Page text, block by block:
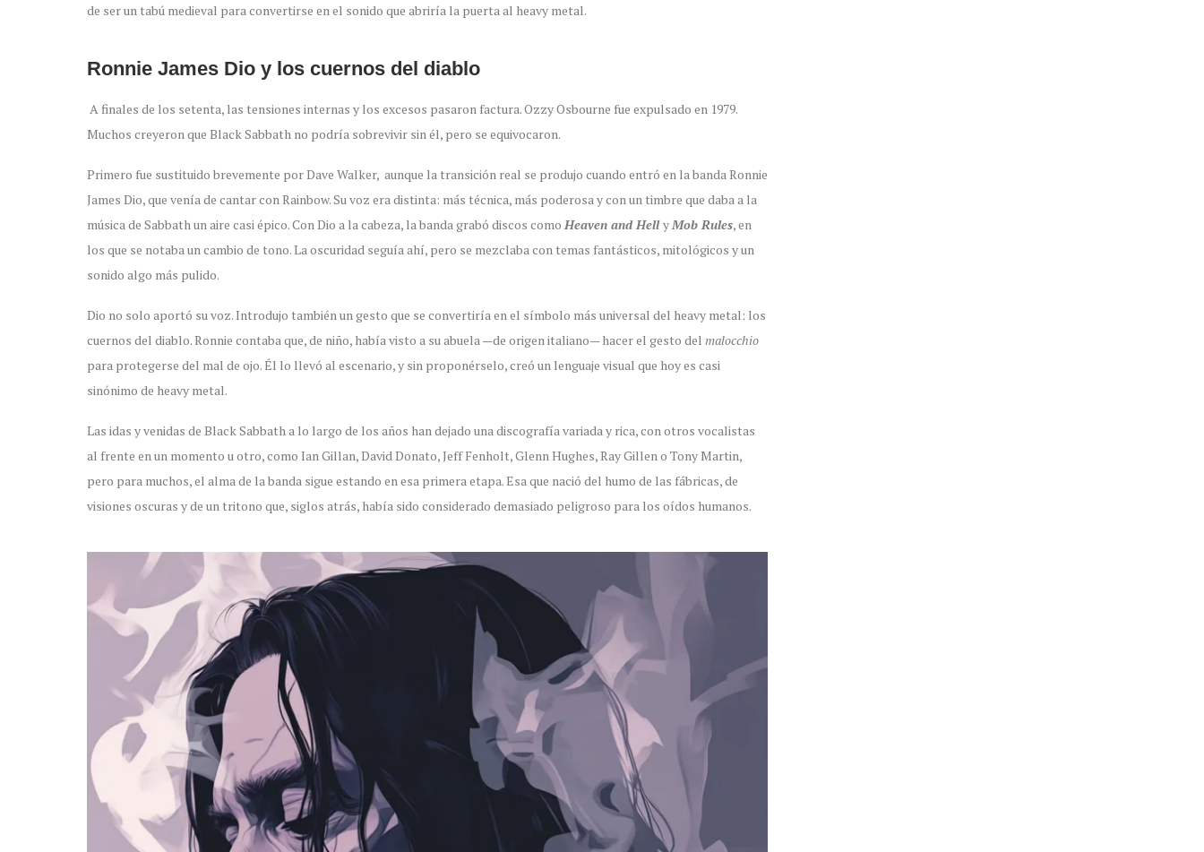
de ser un tabú medieval para convertirse en el sonido que abriría la puerta al heavy metal.
Ronnie James Dio y los cuernos del diablo
A finales de los setenta, las tensiones internas y los excesos pasaron factura. Ozzy Osbourne fue expulsado en 1979.
Muchos creyeron que Black Sabbath no podría sobrevivir sin él, pero se equivocaron.
Primero fue sustituido brevemente porDave Walker, aunque la transición real se produjo cuando entró en la banda Ronnie
James Dio, que venía de cantar con Rainbow. Su voz era distinta: más técnica, más poderosa y con un timbre que daba a la
música de Sabbath un aire casi épico. Con Dio a la cabeza, la banda grabó discos como Heaven and Hell yMob Rules, en
los que se notaba un cambio de tono. La oscuridad seguía ahí, pero se mezclaba con temas fantásticos, mitológicos y un
sonido algo más pulido.
Dio no solo aportó su voz. Introdujo también un gesto que se convertiría en el símbolo más universal del heavy metal: los
cuernos del diablo. Ronnie contaba que, de niño, había visto a su abuela —de origen italiano— hacer el gesto del malocchio
para protegerse del mal de ojo. Él lo llevó al escenario, y sin proponérselo, creó un lenguaje visual que hoy es casi
sinónimo de heavy metal.
Las idas y venidas de Black Sabbath a lo largo de los años han dejado una discografía variada y rica, con otros vocalistas
al frente en un momento u otro, como Ian Gillan, David Donato, Jeff Fenholt, Glenn Hughes, Ray Gillen o Tony Martin,
pero para muchos, el alma de la banda sigue estando en esa primera etapa. Esa que nació del humo de las fábricas, de
visiones oscuras y de un tritono que, siglos atrás, había sido considerado demasiado peligroso para los oídos humanos.